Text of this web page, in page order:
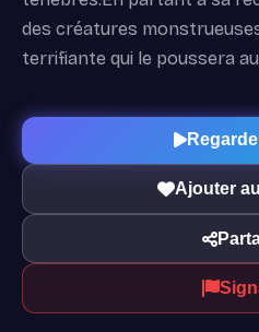
des créatures
terrifiante qui le poussera
Ajouter